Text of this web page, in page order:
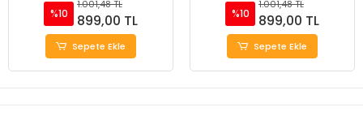
Girişli
%10
1.001,48 TL
899,00 TL
Sepete Ekle
%10
1.001,48 TL
899,00 TL
Sepete Ekle